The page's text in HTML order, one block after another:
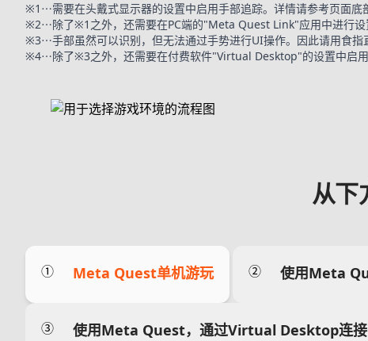
※1⋯需要在头戴式显示器的设置中启用手部追踪。详情请参考页面底
※2⋯除了※1之外，还需要在PC端的"Meta Quest Link"应用中进行设
※3⋯手部虽然可以识别，但无法通过手势进行UI操作。因此请用食指
※4⋯除了※3之外，还需要在付费软件"Virtual Desktop"的设置中启用
从下
① Meta Quest单机游玩 ② 使用Meta
③ 使用Meta Quest，通过Virtual Desktop连接